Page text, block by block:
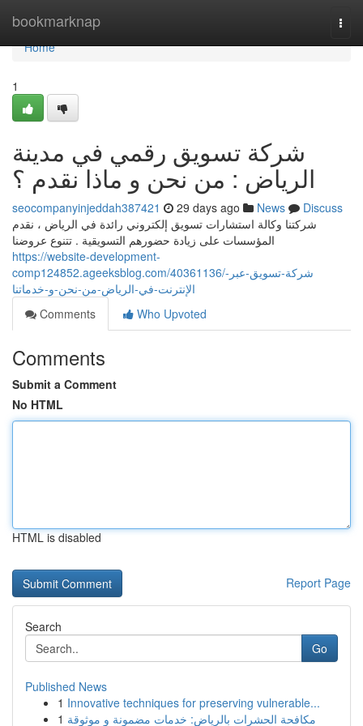
bookmarknap
Home
Home
1
شركة تسويق رقمي في مدينة
الرياض : من نحن و ماذا نقدم ؟
seocompanyinjeddah387421 29 days ago News
Discuss
شركتنا وكالة استشارات تسويق إلكتروني رائدة في الرياض ، نقدم
المؤسسات على زيادة حضورهم التسويقية . تتنوع عروضنا
https://website-development-
comp124852.ageeksblog.com/40361136/شركة-تسويق-عبر-
الإنترنت-في-الرياض-من-نحن-و-خدماتنا
Comments
Who Upvoted
Comments
Submit a Comment
No HTML
HTML is disabled
Report Page
Search
Go
Published News
1 Innovative techniques for preserving vulnerable...
1 مكافحة الحشرات بالرياض: خدمات مضمونة و موثوقة